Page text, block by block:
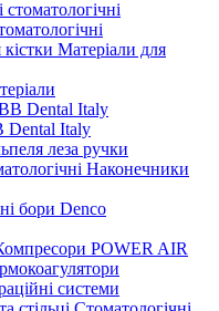
Матеріали для
Dental Italy
леза ручки
Наконечники
бори Denco
POWER AIR
системи